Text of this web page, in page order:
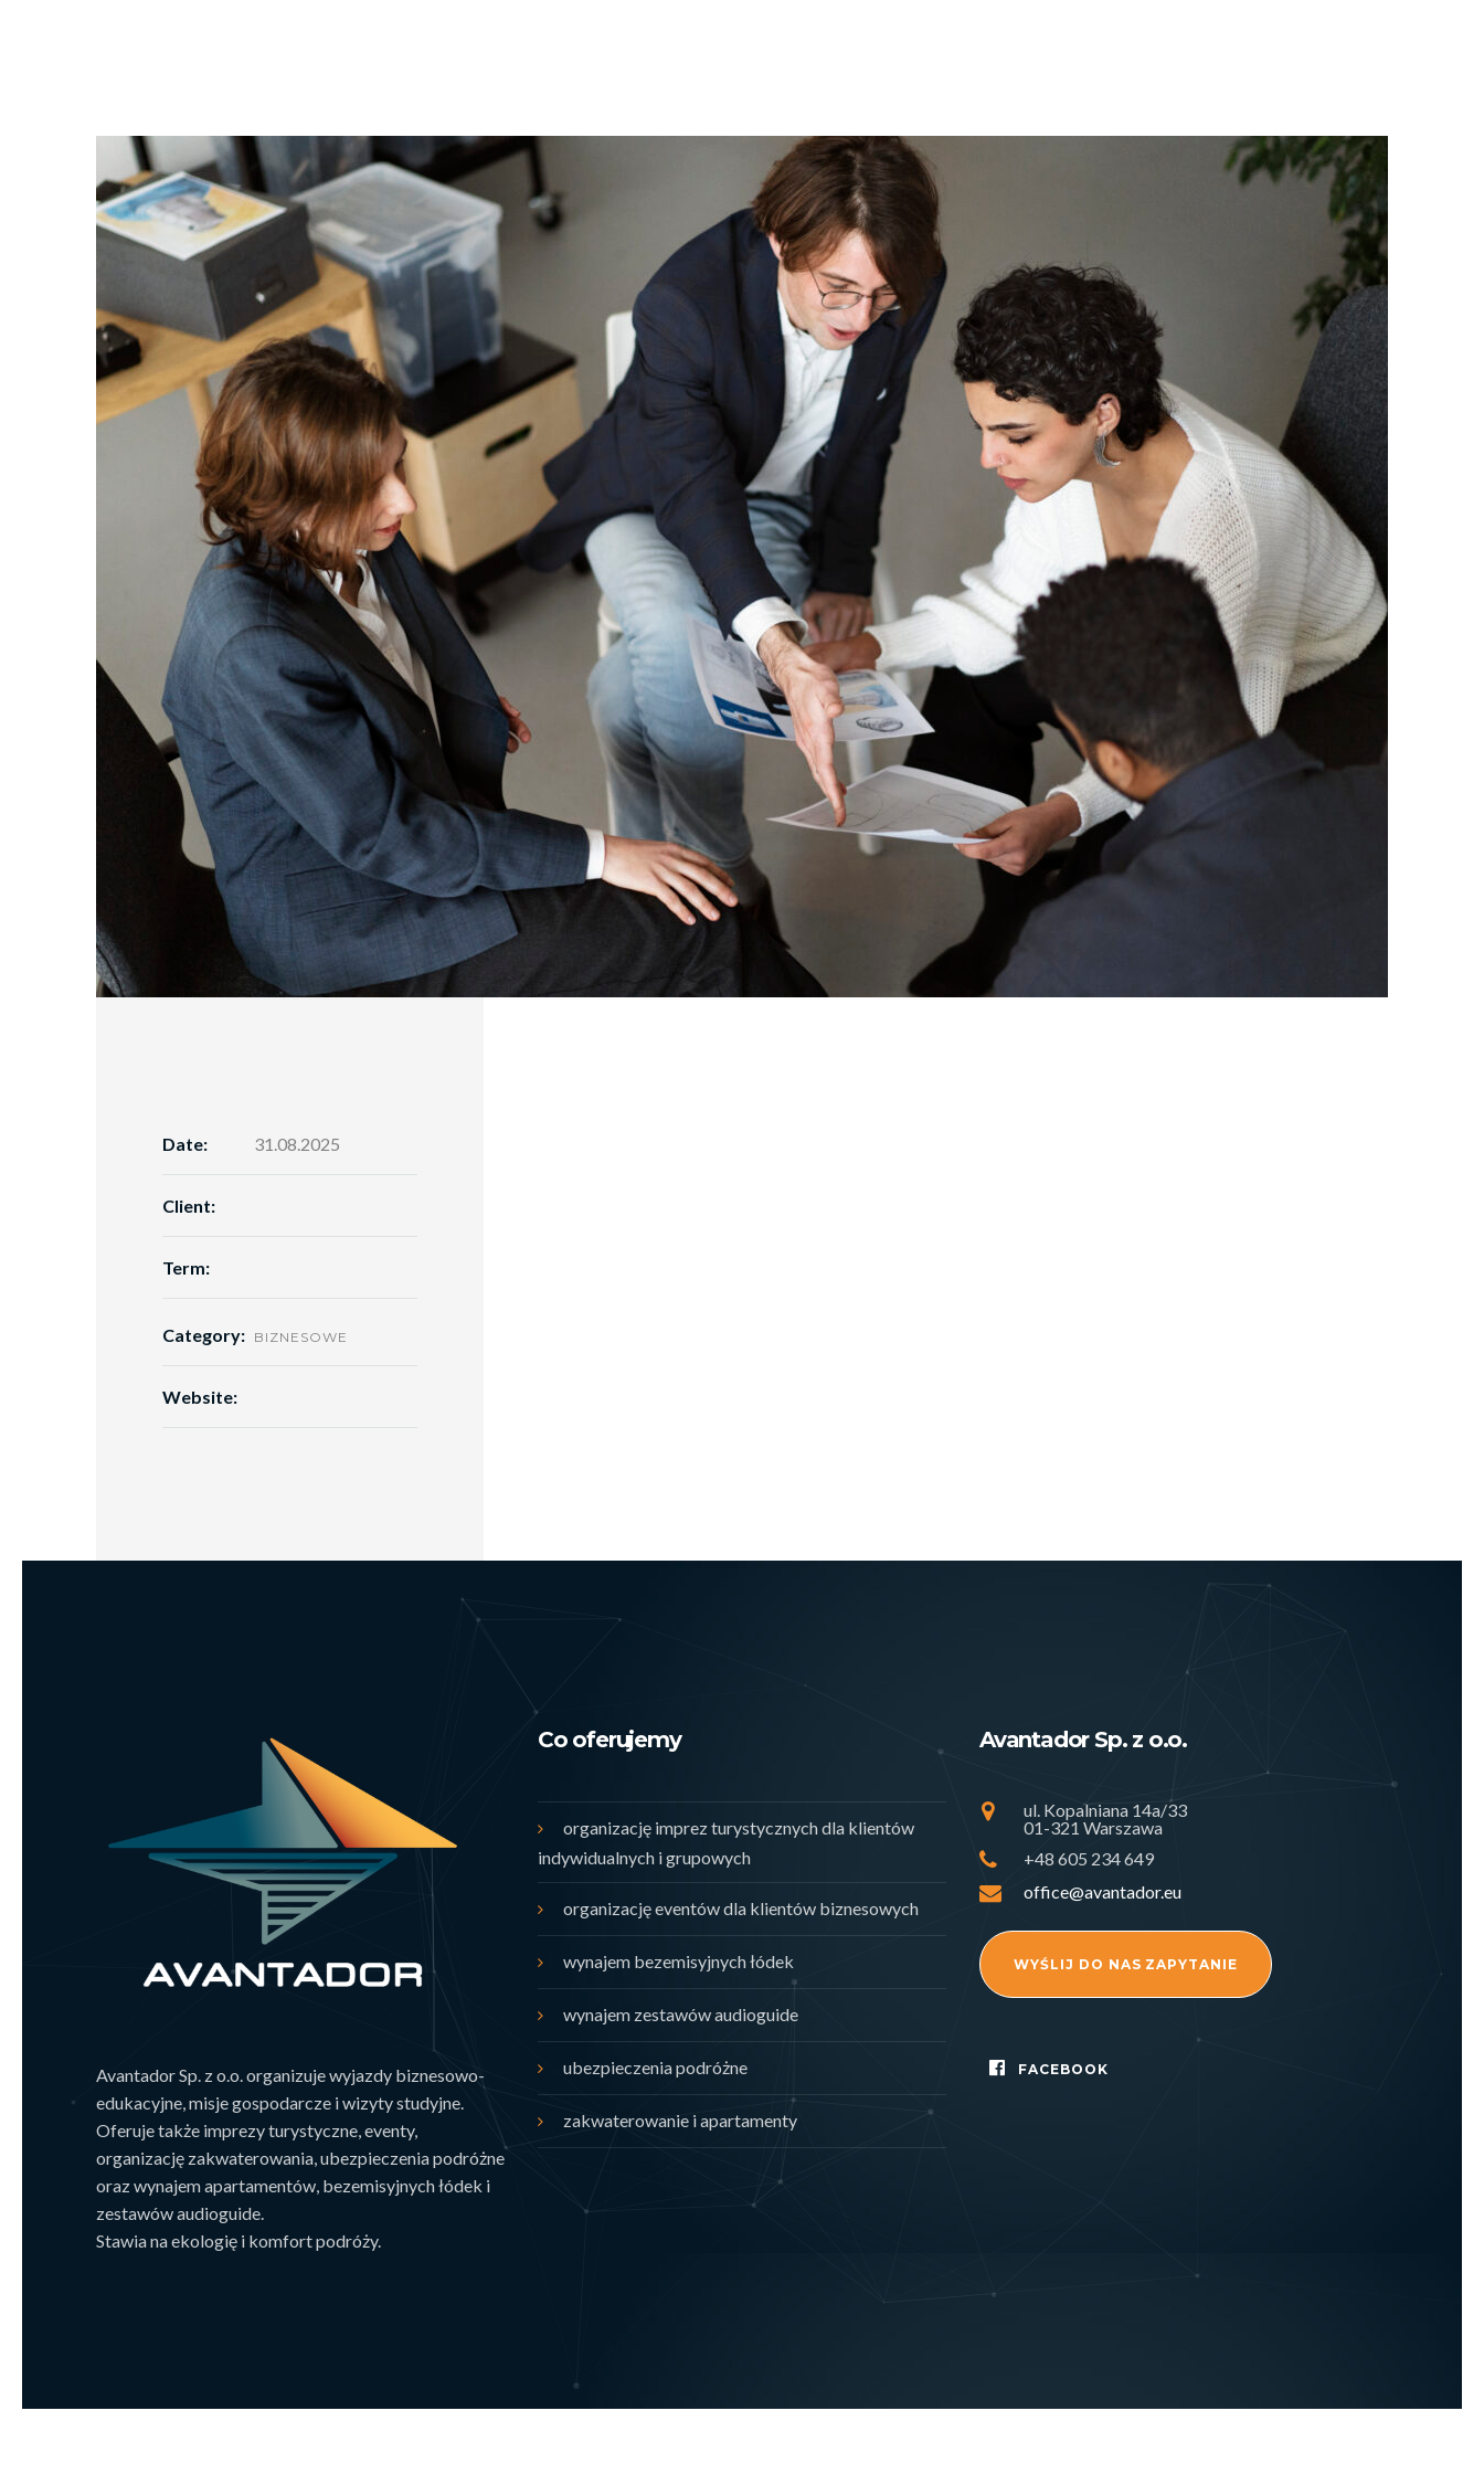
Date: 31.08.2025
Client:
Term:
Category: BIZNESOWE
Website:
Avantador Sp. z o.o. organizuje wyjazdy biznesowo-
edukacyjne, misje gospodarcze i wizyty studyjne.
Oferuje także imprezy turystyczne, eventy,
organizację zakwaterowania, ubezpieczenia podróżne
oraz wynajem apartamentów, bezemisyjnych łódek i
zestawów audioguide.
Stawia na ekologię i komfort podróży.
Co oferujemy
organizację imprez turystycznych dla klientów
indywidualnych i grupowych
organizację eventów dla klientów biznesowych
wynajem bezemisyjnych łódek
wynajem zestawów audioguide
ubezpieczenia podróżne
zakwaterowanie i apartamenty
Avantador Sp. z o.o.
ul. Kopalniana 14a/33
01-321 Warszawa
+48 605 234 649
office@avantador.eu
WYŚLIJ DO NAS ZAPYTANIE
FACEBOOK